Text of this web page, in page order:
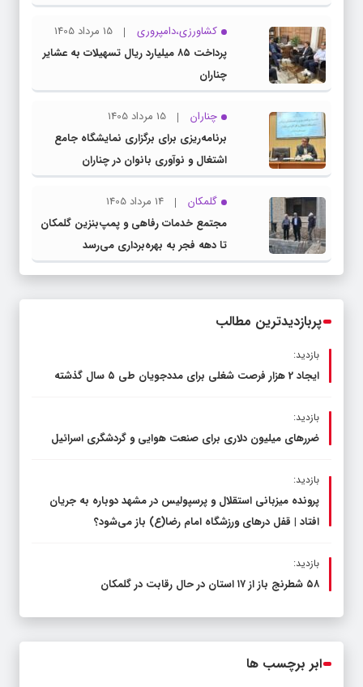
کشاورزی،دامپروری
15 مرداد 1405
پرداخت ۸۵ میلیارد ریال تسهیلات به عشایر
چناران
چناران
15 مرداد 1405
برنامه‌ریزی برای برگزاری نمایشگاه جامع
اشتغال و نوآوری بانوان در چناران
گلمکان
14 مرداد 1405
مجتمع خدمات رفاهی و پمپ‌بنزین گلمکان
تا دهه فجر به بهره‌برداری می‌رسد
پربازدیدترین مطالب
بازدید:
ایجاد 2 هزار فرصت شغلی برای مددجویان طی ۵ سال گذشته
بازدید:
ضررهای میلیون دلاری برای صنعت هوایی و گردشگری اسرائیل
بازدید:
پرونده میزبانی استقلال و پرسپولیس در مشهد دوباره به جریان
افتاد | قفل در‌های ورزشگاه امام رضا(ع) باز می‌شود؟
بازدید:
۵۸ شطرنج‌ باز از ۱۷ استان در حال رقابت در گلمکان
ابر برچسب ها